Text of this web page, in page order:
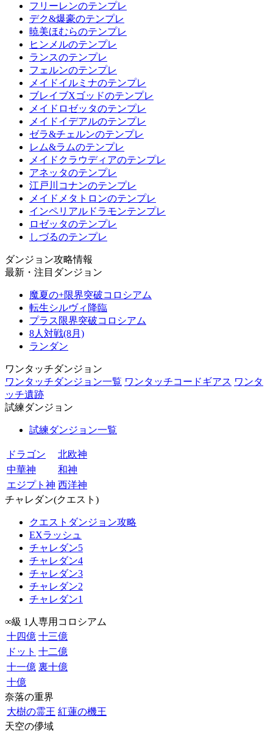
フリーレンのテンプレ
デク&爆豪のテンプレ
暁美ほむらのテンプレ
ヒンメルのテンプレ
ランスのテンプレ
フェルンのテンプレ
メイドイルミナのテンプレ
ブレイブXゴッドのテンプレ
メイドロゼッタのテンプレ
メイドイデアルのテンプレ
ゼラ&チェルンのテンプレ
レム&ラムのテンプレ
メイドクラウディアのテンプレ
アネッタのテンプレ
江戸川コナンのテンプレ
メイドメタトロンのテンプレ
インペリアルドラモンテンプレ
ロゼッタのテンプレ
しづるのテンプレ
ダンジョン攻略情報
最新・注目ダンジョン
魔夏の+限界突破コロシアム
転生シルヴィ降臨
プラス限界突破コロシアム
8人対戦(8月)
ランダン
ワンタッチダンジョン
ワンタッチダンジョン一覧 ワンタッチコードギアス ワンタ
ッチ遺跡
試練ダンジョン
試練ダンジョン一覧
ドラゴン
北欧神
中華神
和神
エジプト神 西洋神
チャレダン(クエスト)
クエストダンジョン攻略
EXラッシュ
チャレダン5
チャレダン4
チャレダン3
チャレダン2
チャレダン1
∞級 1人専用コロシアム
十四億 十三億
ドット 十二億
十一億 裏十億
十億
奈落の重界
大樹の霊王 紅蓮の機王
天空の儚域